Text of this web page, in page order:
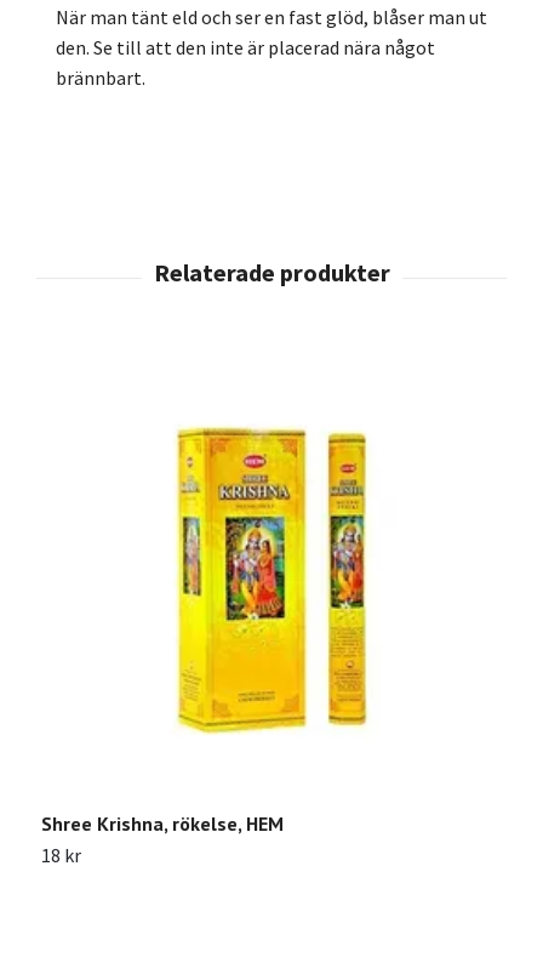
När man tänt eld och ser en fast glöd, blåser man ut
den. Se till att den inte är placerad nära något
brännbart.
Shree Krishna, rökelse, HEM
18 kr